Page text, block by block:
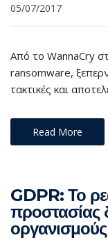
05/07/2017
Από το WannaCry
ransomware,
τακτικές και
Read More
GDPR: Το
προστασίας
οργανισμούς